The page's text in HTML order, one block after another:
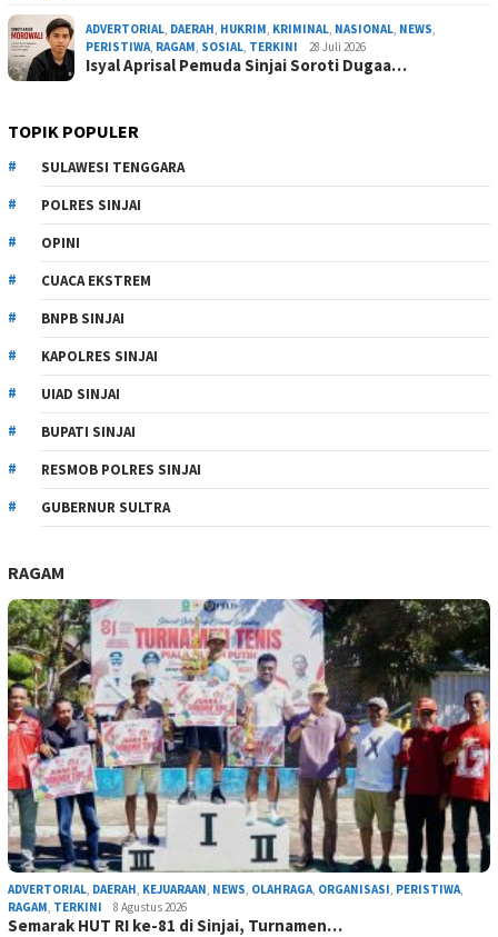
ADVERTORIAL, DAERAH, HUKRIM, KRIMINAL, NASIONAL, NEWS,
PERISTIWA, RAGAM, SOSIAL, TERKINI 28 Juli 2026
Isyal Aprisal Pemuda Sinjai Soroti Dugaa…
TOPIK POPULER
SULAWESI TENGGARA
POLRES SINJAI
OPINI
CUACA EKSTREM
BNPB SINJAI
KAPOLRES SINJAI
UIAD SINJAI
BUPATI SINJAI
RESMOB POLRES SINJAI
GUBERNUR SULTRA
RAGAM
ADVERTORIAL, DAERAH, KEJUARAAN, NEWS, OLAHRAGA, ORGANISASI, PERISTIWA,
RAGAM, TERKINI 8 Agustus 2026
Semarak HUT RI ke-81 di Sinjai, Turnamen…